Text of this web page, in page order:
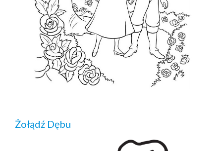
Żołądź Dębu